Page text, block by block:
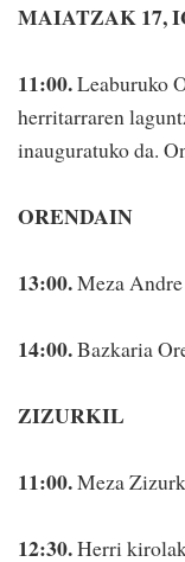
MAIATZAK 17,
11:00.Leaburuko
herritarraren
inauguratuko da.
ORENDAIN
13:00.Meza
14:00.Bazkaria
ZIZURKIL
11:00.Meza
12:30.Herri